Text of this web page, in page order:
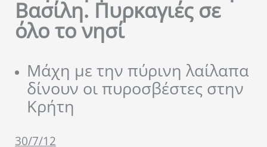
Βασίλη. Πυρκαγιές σε
όλο το νησί
Μάχη με την πύρινη λαίλαπα
δίνουν οι πυροσβέστες στην
Κρήτη
30/7/12